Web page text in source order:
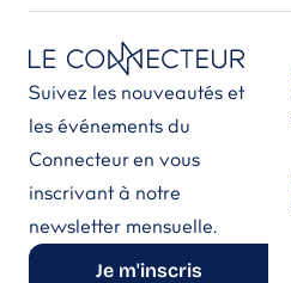
Suivez les nouveautés et
les événements du
Connecteur en vous
inscrivant à notre
newsletter mensuelle.
Je m'inscris